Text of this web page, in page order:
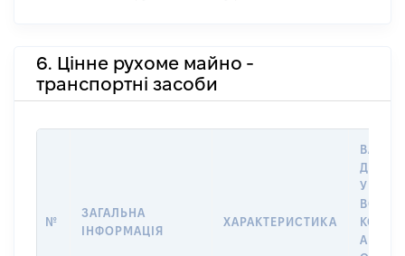
6. Цінне рухоме майно -
транспортні засоби
№
ЗАГАЛЬНА
ІНФОРМАЦІЯ
ХАРАКТЕРИСТИКА
ДАТУ
У
АБО